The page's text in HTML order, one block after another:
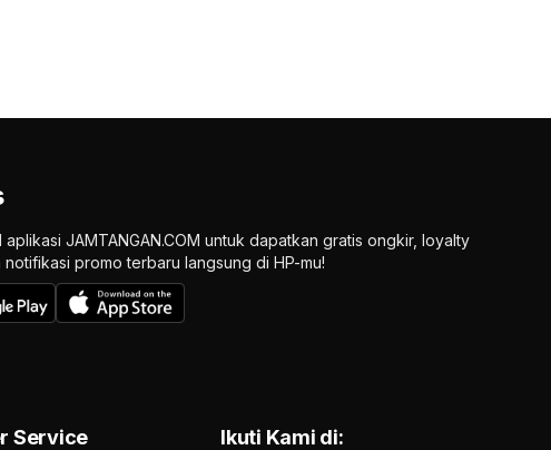
JAMTANGAN.COM untuk dapatkan gratis ongkir, loyalty
promo terbaru langsung di HP-mu!
Service Ikuti Kami di: